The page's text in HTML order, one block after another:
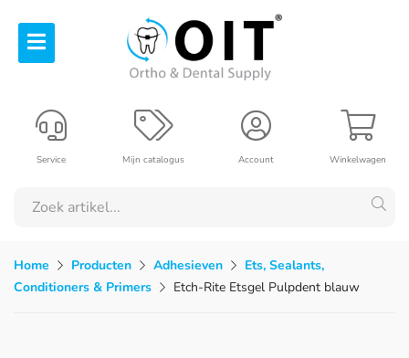
Winkelwagen
Account
Mijn catalogus
Service
Home Producten Adhesieven
Ets, Sealants,
Conditioners & Primers
Etch-Rite Etsgel Pulpdent blauw